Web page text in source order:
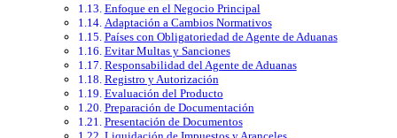
Enfoque en el Negocio Principal
Adaptación a Cambios Normativos
Países con Obligatoriedad de Agente de Aduanas
Evitar Multas y Sanciones
Responsabilidad del Agente de Aduanas
Registro y Autorización
Evaluación del Producto
Preparación de Documentación
Presentación de Documentos